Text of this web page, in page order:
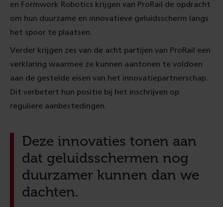
en Formwork Robotics krijgen van ProRail de opdracht
om hun duurzame en innovatieve geluidsscherm langs
het spoor te plaatsen.
Verder krijgen zes van de acht partijen van ProRail een
verklaring waarmee ze kunnen aantonen te voldoen
aan de gestelde eisen van het innovatiepartnerschap.
Dit verbetert hun positie bij het inschrijven op
reguliere aanbestedingen.
Deze innovaties tonen aan
dat geluidsschermen nog
duurzamer kunnen dan we
dachten.